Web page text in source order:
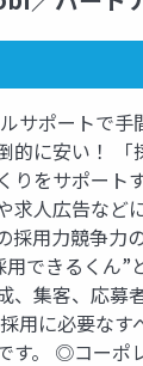
サポートで
的に安い！ 「
りをサポート
求人広告など
採用力競争力
用できるくん”
、集客、応募
用に必要なす
す。 ◎コーポ